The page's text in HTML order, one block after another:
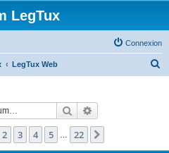
LegTux
Connexion
LegTux Web
Rechercher
1sur22
2 3 4 5 22